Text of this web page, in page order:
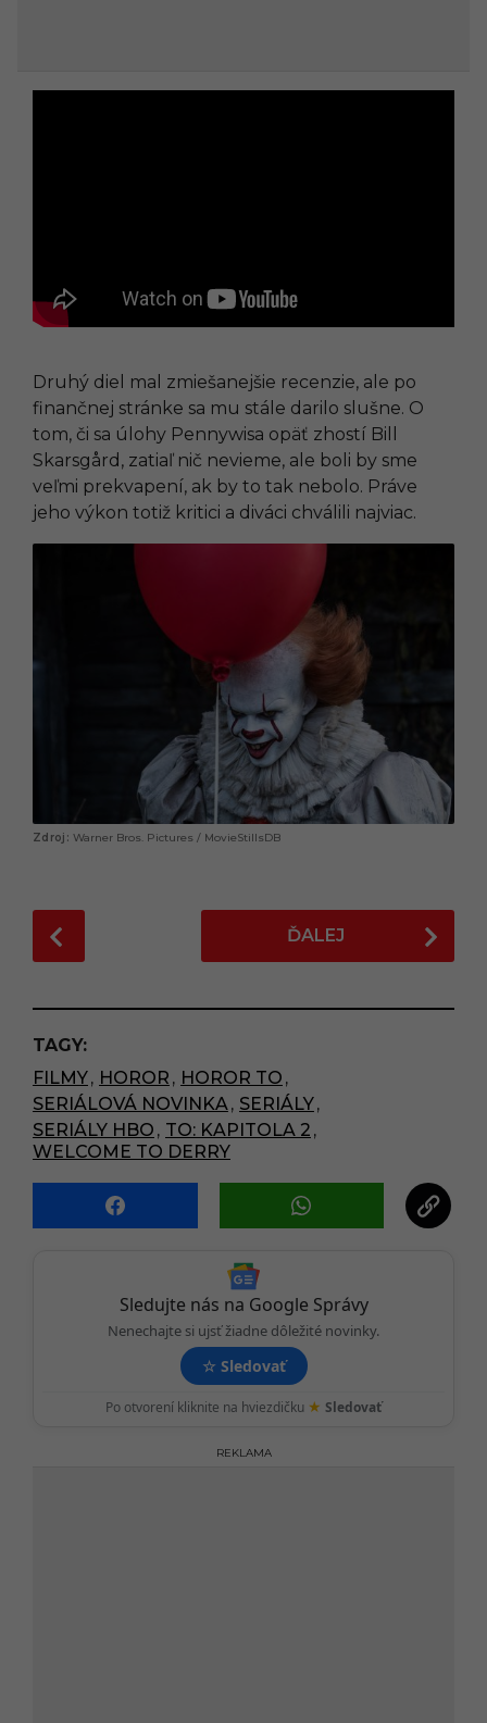
Druhý diel mal zmiešanejšie recenzie, ale po
finančnej stránke sa mu stále darilo slušne. O
tom, či sa úlohy Pennywisa opäť zhostí Bill
Skarsgård, zatiaľ nič nevieme, ale boli by sme
veľmi prekvapení, ak by to tak nebolo. Práve
jeho výkon totiž kritici a diváci chválili najviac.
Warner Bros. Pictures / MovieStillsDB
o
t
P
a
g
i
n
a
i
ĎALEJ
TAGY:
FILMY, HOROR , HOROR TO ,
SERIÁLOVÁ NOVINKA , SERIÁLY,
SERIÁLY HBO , TO: KAPITOLA 2 ,
WELCOME TO DERRY
Sledujte nás na Google Správy
Nenechajte si ujsť žiadne dôležité novinky.
☆ Sledovať
Po otvorení kliknite na hviezdičku ★ Sledovať
REKLAMA